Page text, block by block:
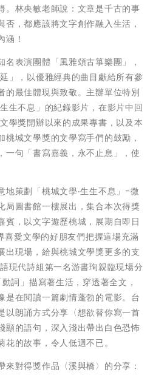
。林央敏老師說：文章是千古的事
，都應該將文字創作融入生活，
涵！
表演團體「風雅頌古箏樂團」，
」，以優雅經典的曲目獻給所有參
的最佳體現與致敬。主辦單位特別
生不息」的紀錄影片，在影片中回
學獎開辦以來的成果專書，以及本
城文學獎的文學寫手們的鼓勵，
一句「書寫嘉義，永不止息」，使
地策劃「桃城文學‧生生不息」-微
局圖書館一樓展出，集合本次得獎
賓，以文字遊歷桃城，展期自即日
喜愛文學的好朋友們把握這場充滿
出現場，給與桃城文學獎更多的支
現代詩組第一名游書珣親臨現場分
詞」描寫著生活，穿透著全文，
是在閱讀一篇劇情蓬勃的電影。台
以朗誦方式分享〈想欲替你寫一首
顯的語句，深入淺出帶出白色恐怖
的故事，令人低迴不已。
對得獎作品〈溪與橋〉的分享：